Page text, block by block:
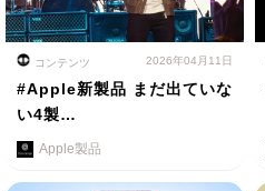
コンテンツ 2026年04月11日
#Apple新製品 まだ出ていな
い4製…
Apple製品